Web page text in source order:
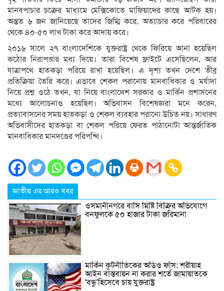
মানবপাচার চক্রের মাধ্যমে মেক্সিকোতে মাফিয়াদের কাছে আটক হয়।
অন্তত ৬ জন জানিয়েছে তাদের জিম্মি করে, অত্যাচার করে পরিবারের
থেকে ৪০-৫০ লাখ টাকা করে আদায় করে।
২০১৬ সালে ২৭ বাংলাদেশিকে যুক্তরাষ্ট্র থেকে ফিরিয়ে আনা হয়েছিল
কঠোর নিরাপত্তার মধ্য দিয়ে। তারা বিশেষ ফ্লাইটে এসেছিলেন, আর
যাত্রাপথে হাতকড়া পরিয়ে রাখা হয়েছিল। এ দৃশ্য তখন দেশে তীব্র
প্রতিক্রিয়া তৈরি করে। এভাবে শেকল পরানোয় মানবাধিকার ও মর্যাদা
নিয়ে প্রশ্ন ওঠে তখন, যা নিয়ে বাংলাদেশ সরকার ও মার্কিন প্রশাসনের
মধ্যে আলোচনাও হয়েছিল। অভিবাসন বিশেষজ্ঞরা মনে করেন,
প্রত্যাবাসনের সময় হাতকড়া ও শেকল ব্যবহার পরানো উচিত নয়। সাধারণ
অভিবাসীদের হাতকড়া বা শেকল পরিয়ে ফেরত পাঠানোটা আন্তর্জাতিক
মানবাধিকার মানদণ্ডের পরিপন্থি।
জাতীয় এর আরও খবর
ওসমানীনগরে বাসি মিষ্টি বিক্রির অভিযোগে
বনফুলকে ৫০ হাজার টাকা জরিমানা
মার্কিন কূটনীতিকের অডিও ফাঁস: শরীয়াহ
আইন বাস্তবায়ন না করার শর্তে জামায়াতকে
‘বন্ধু’হিসেবে চায় যুক্তরাষ্ট্র